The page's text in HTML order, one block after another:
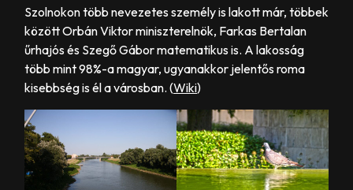
Szolnokon több nevezetes személy is lakott már, többek
között Orbán Viktor miniszterelnök, Farkas Bertalan
űrhajós és Szegő Gábor matematikus is. A lakosság
több mint 98%-a magyar, ugyanakkor jelentős roma
kisebbség is él a városban. (Wiki)